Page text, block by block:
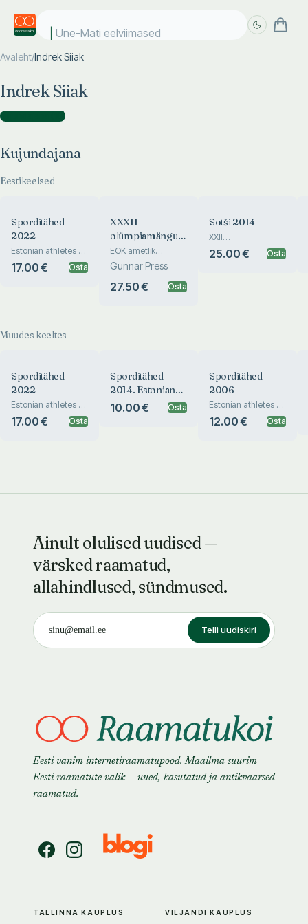
Une-Mati eelviimased k
Avaleht/Indrek Siiak
Indrek Siiak
Kujundajana )
Kujundajana
Eestikeelsed
Sporditähed
2022
Estonian athletes of
the year 2022.
17.00 € Osta
XXXII
olümpiamängud
Tokyo 2020
EOK ametlik
olümpiaraamat
Gunnar Press
27.50 € Osta
Sotši 2014
XXII
Taliolümpiamängud
25.00 € Osta
Muudes keeltes
Sporditähed
2022
Estonian athletes of
the year 2022.
17.00 € Osta
Sporditähed
2014. Estonian
Athletes of the
10.00 € Osta
Sporditähed
2006
Estonian athletes of
the year
12.00 € Osta
Ainult olulised uudised —
värsked raamatud,
allahindlused, sündmused.
Telli uudiskiri
Eesti vanim internetiraamatupood. Maailma suurim
Eesti raamatute valik — uued, kasutatud ja antikvaarsed
raamatud.
TALLINNA KAUPLUS VILJANDI KAUPLUS